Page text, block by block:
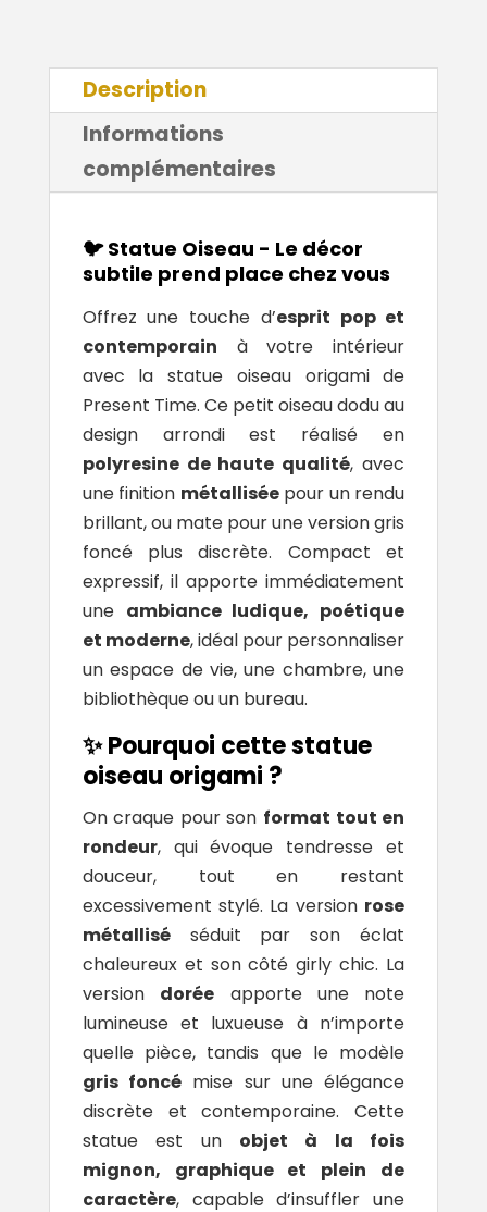
Description
Informations
complémentaires
🐦 Statue Oiseau - Le décor
subtile prend place chez vous
Offrez une touche d’esprit pop et
contemporain à votre intérieur
avec la statue oiseau origami de
Present Time. Ce petit oiseau dodu au
design arrondi est réalisé en
polyresine de haute qualité, avec
une finition métalliséepour un rendu
brillant, ou mate pour une version gris
foncé plus discrète. Compact et
expressif, il apporte immédiatement
une ambiance ludique, poétique
et moderne, idéal pour personnaliser
un espace de vie, une chambre, une
bibliothèque ou un bureau.
✨ Pourquoi cette statue
oiseau origami ?
On craque pour son format tout en
rondeur, qui évoque tendresse et
douceur, tout en restant
excessivement stylé. La version rose
métalliséséduit par son éclat
chaleureux et son côté girly chic. La
version dorée apporte une note
lumineuse et luxueuse à n’importe
quelle pièce, tandis que le modèle
gris foncé mise sur une élégance
discrète et contemporaine. Cette
statue est un objet à la fois
mignon, graphique et plein de
caractère, capable d’insuffler une